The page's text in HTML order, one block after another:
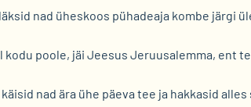
nad üheskoos pühadeaja kombe järgi
poole, jäi Jeesus Jeruusalemma, ent
nad ära ühe päeva tee ja hakkasid